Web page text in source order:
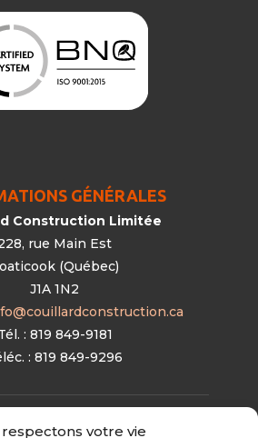
votre vie
GÉNÉRALES
Construction Limitée
rue Main Est
(Québec)
J1A 1N2
: 819 849-9181
: 819 849-9296